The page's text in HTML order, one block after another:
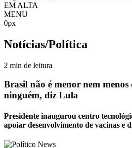
EM ALTA
MENU
0px
Notícias/Política
2 min de leitura
Brasil não é menor nem
ninguém, diz Lula
Presidente inaugurou centro
apoiar desenvolvimento de vacinas e